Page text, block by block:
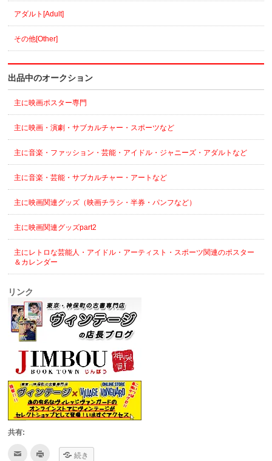
アダルト[Adult]
その他[Other]
出品中のオークション
主に映画ポスター専門
主に映画・演劇・サブカルチャー・スポーツなど
主に音楽・ファッション・芸能・アイドル・ジャニーズ・アダルトなど
主に音楽・芸能・サブカルチャー・アートなど
主に映画関連グッズ（映画チラシ・半券・パンフなど）
主に映画関連グッズpart2
主にレトロな芸能人・アイドル・アーティスト・スポーツ関連のポスター
＆カレンダー
リンク
共有:
続き